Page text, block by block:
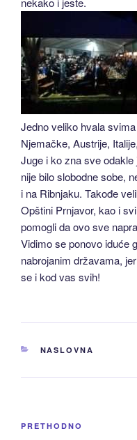
Jedno veliko hvala
Njemačke, Austrije,
Juge i ko zna sve
nije bilo slobodne sobe,
i na Ribnjaku. Takođe
Opštini Prnjavor, kao i
pomogli da ovo sve
Vidimo se ponovo iduće
nabrojanim državama,
se i kod vas svih!
KATEGORIJE
NASLOVNA
Prethodni
PRETHODNO